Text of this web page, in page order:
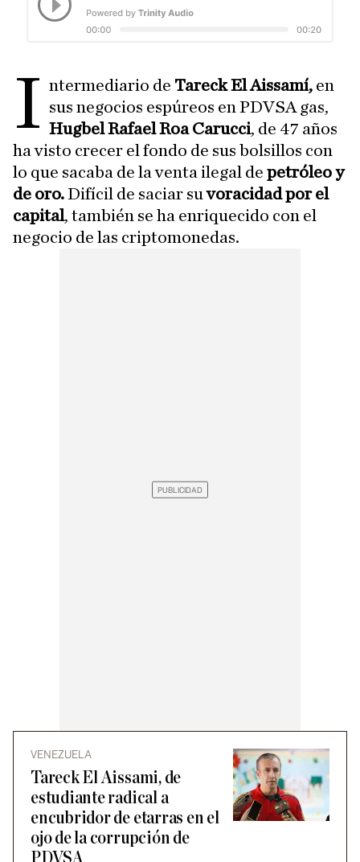
i ntermediario de Tareck El Aissamí, en
sus negocios espúreos en PDVSA gas,
Hugbel Rafael Roa Carucci, de 47 años
ha visto crecer el fondo de sus bolsillos con
lo que sacaba de la venta ilegal de petróleo y
de oro.Difícil de saciar suvoracidad por el
capital, también se ha enriquecido con el
negocio de las criptomonedas.
VENEZUELA
Tareck El Aissami, de
estudiante radical a
encubridor de etarras en el
ojo de la corrupción de